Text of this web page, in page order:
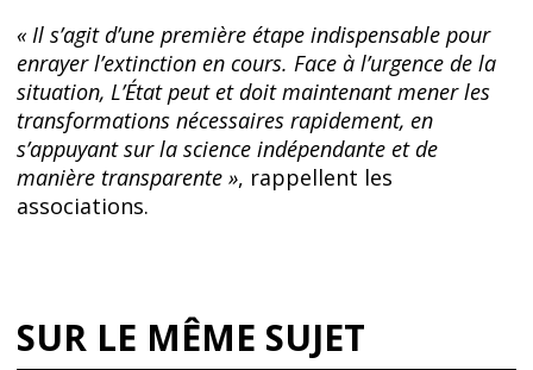
« Il s’agit d’une première étape indispensable pour
enrayer l’extinction en cours. Face à l’urgence de la
situation, L’État peut et doit maintenant mener les
transformations nécessaires rapidement, en
s’appuyant sur la science indépendante et de
manière transparente », rappellent les
associations.
SUR LE MÊME SUJET